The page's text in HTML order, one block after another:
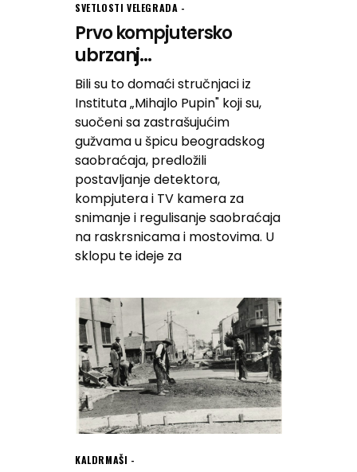
SVETLOSTI VELEGRADA
Prvo kompjutersko
ubrzanj...
Bili su to domaći stručnjaci iz
Instituta „Mihajlo Pupin" koji su,
suočeni sa zastrašujućim
gužvama u špicu beogradskog
saobraćaja, predložili
postavljanje detektora,
kompjutera i TV kamera za
snimanje i regulisanje saobraćaja
na raskrsnicama i mostovima. U
sklopu te ideje za
KALDRMAŠI